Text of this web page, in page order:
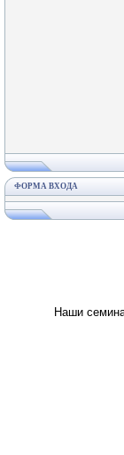
ФОРМА ВХОДА
Наши